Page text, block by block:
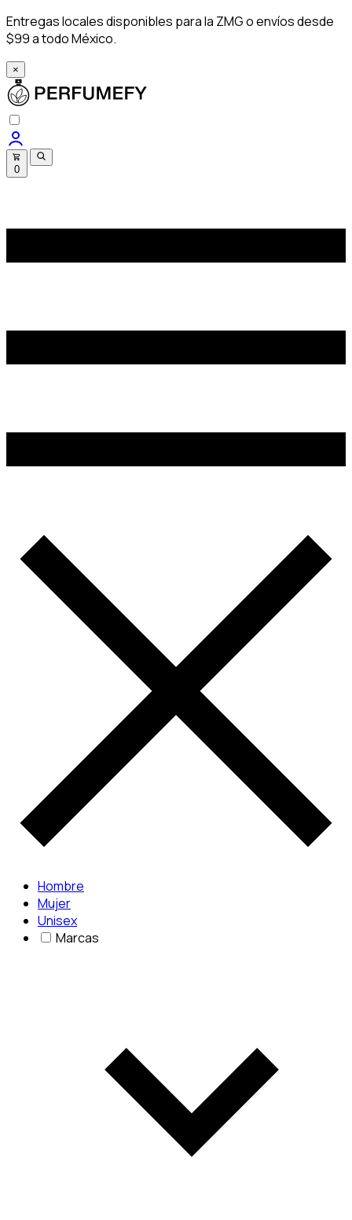
Entregas locales disponibles para la ZMG o envíos desde
$99 a todo México.
×
0
Hombre
Mujer
Unisex
Marcas